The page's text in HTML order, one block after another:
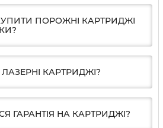
ПОРОЖНІ КАРТРИДЖІ
КАРТРИДЖІ?
ГАРАНТІЯ НА КАРТРИДЖІ?